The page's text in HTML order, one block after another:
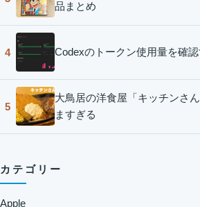
品まとめ
4 Codexのトークン使用量を確
5
大鳥居の洋食屋「キッチンさ
ますぎる
カテゴリー
Apple